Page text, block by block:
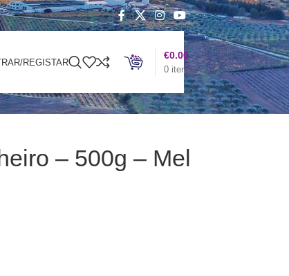
REGISTAR
0 itens
€0.00
– 500g – Mel